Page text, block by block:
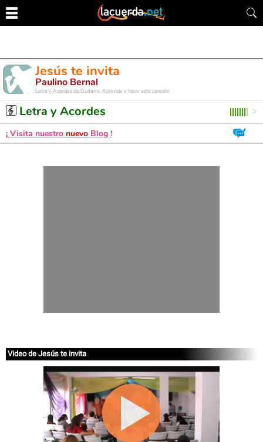
Jesús te invita
Paulino Bernal
Letra y Acordes de Guitarra. Aprende a tocar esta canción
Letra y Acordes
¡ Visita nuestro nuevo Blog !
Video de Jesús te invita